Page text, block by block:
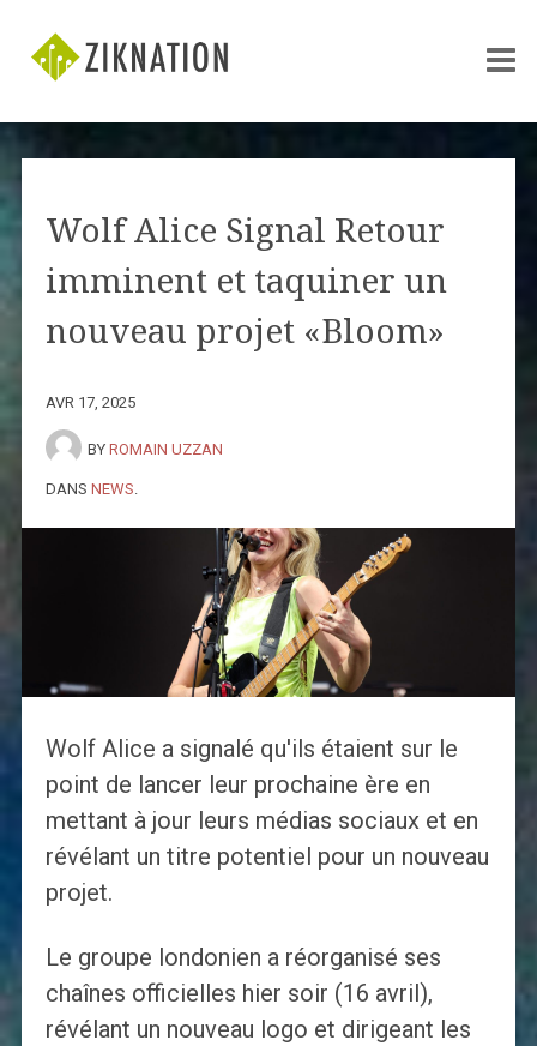
Wolf Alice Signal Retour
imminent et taquiner un
nouveau projet «Bloom»
AVR 17, 2025
BY ROMAIN UZZAN
DANS NEWS
Wolf Alice a signalé qu'ils étaient sur le
point de lancer leur prochaine ère en
mettant à jour leurs médias sociaux et en
révélant un titre potentiel pour un nouveau
projet.
Le groupe londonien a réorganisé ses
chaînes officielles hier soir (16 avril),
révélant un nouveau logo et dirigeant les